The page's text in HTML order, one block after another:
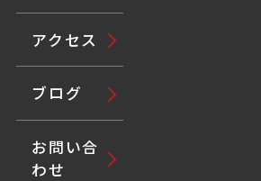
アクセス
ブログ
お問い合
わせ